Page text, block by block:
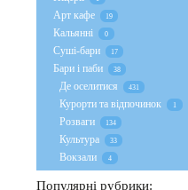
Арт кафе 19
Кальянні 0
Суші-бари 17
Бари і паби 38
Де оселитися 431
Курорти та відпочинок 1
Розваги 134
Культура 33
Вокзали 4
Популярні рубрики: